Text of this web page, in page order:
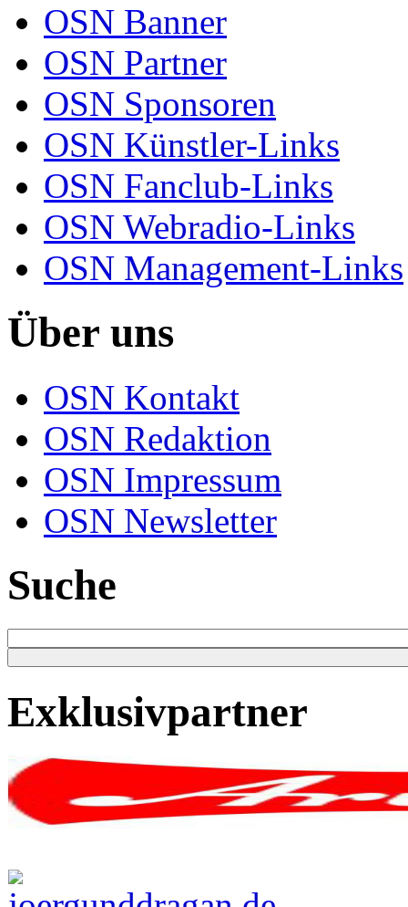
OSN Banner
OSN Partner
OSN Sponsoren
OSN Künstler-Links
OSN Fanclub-Links
OSN Webradio-Links
OSN Management-Links
Über uns
OSN Kontakt
OSN Redaktion
OSN Impressum
OSN Newsletter
Suche
Exklusivpartner